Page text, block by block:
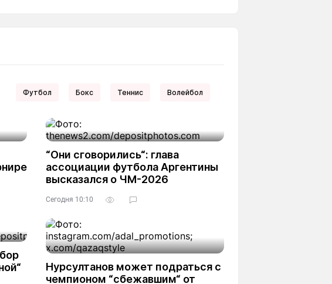
Футбол Бокс Теннис Волейбол
“Они сговорились“: глава
ассоциации футбола Аргентины
высказался о ЧМ-2026
Сегодня 10:10
Нурсултанов может подраться с
чемпионом “сбежавшим“ от